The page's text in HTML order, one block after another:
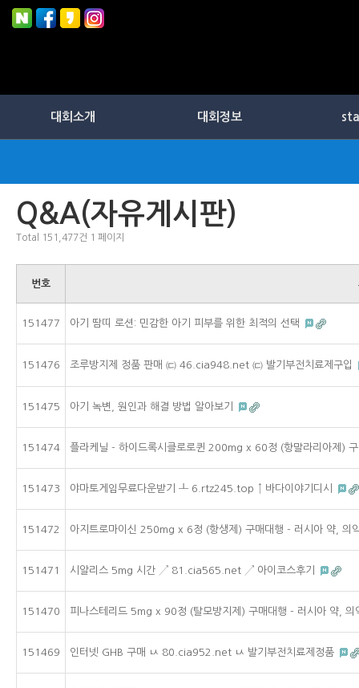
대회소개 대회정보
Q&A(자유게시판)
Total 151,477건 1 페이지
번호
151477 아기 땀띠 로션: 민감한 아기 피부를 위한 최적의 선택
151476 조루방지제 정품 판매 ㈂ 46.cia948.net ㈂ 발기부전치료제구입
151475 아기 녹변, 원인과 해결 방법 알아보기
151474 플라케닐 - 하이드록시클로로퀸 200mg x 60정 (항말라리아제)
151473 야마토게임무료다운받기 ┸ 6.rtz245.top ↑ 바다이야기디시
151472 아지트로마이신 250mg x 6정 (항생제) 구매대행 - 러시아 약, 의
151471 시알리스 5mg 시간 ↗ 81.cia565.net ↗ 아이코스후기
151470 피나스테리드 5mg x 90정 (탈모방지제) 구매대행 - 러시아 약,
151469 인터넷 GHB 구매 ㅧ 80.cia952.net ㅧ 발기부전치료제정품